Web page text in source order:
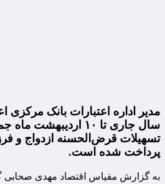
مدیر اداره اعتبارات بانک مرکزی
تسهیلات قرض‌الحسنه ازدواج و
پرداخت شده است.
به گزارش مقیاس اقتصاد مهدی صحابی